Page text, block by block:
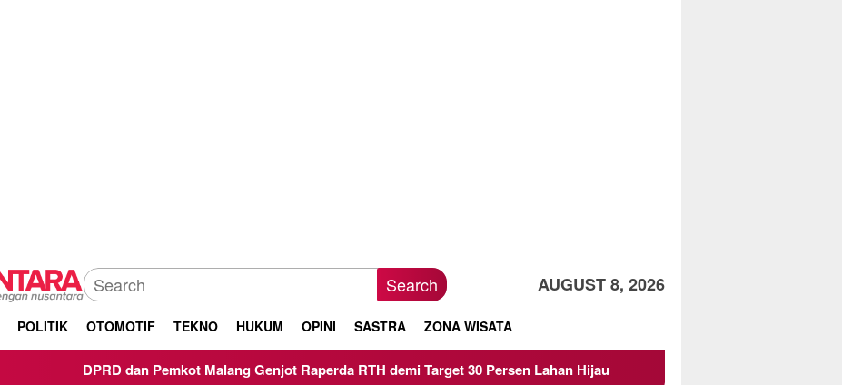
Search AUGUST 8, 2026
POLITIK OTOMOTIF TEKNO HUKUM OPINI SASTRA ZONA WISATA
DPRD dan Pemkot Malang Genjot Raperda RTH demi Target 30 Persen Lahan Hijau Beredar Surat Larangan Mahasiswa KKN